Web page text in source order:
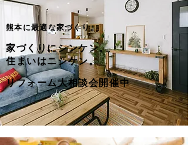
熊本に最適な家づくり。
家づくりにシンケン。
住まいはニシケン。
リフォーム大相談会開催中